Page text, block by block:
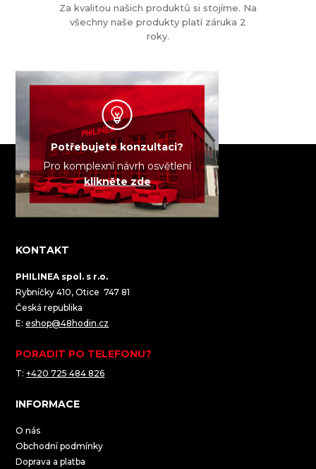
Za kvalitou našich produktů si stojíme. Na
všechny naše produkty platí záruka 2
roky.
Potřebujete konzultaci?
Pro komplexní návrh osvětlení
klikněte zde
KONTAKT
PHILINEA spol. s r.o.
Rybníčky 410, Otice 747 81
Česká republika
E:eshop@48hodin.cz
PORADIT PO TELEFONU?
T:+420 725 484 826
INFORMACE
O nás
Obchodní podmínky
Doprava a platba